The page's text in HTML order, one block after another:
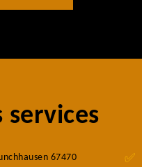
services
67470